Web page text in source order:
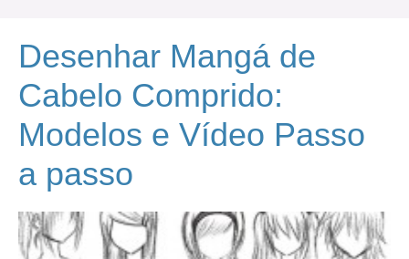
Desenhar Mangá de
Cabelo Comprido:
Modelos e Vídeo Passo
a passo